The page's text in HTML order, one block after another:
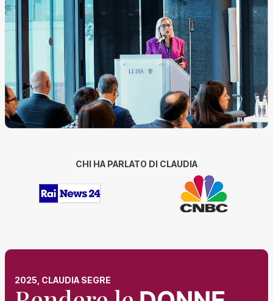
CHI HA PARLATO DI CLAUDIA
2025, CLAUDIA SEGRE